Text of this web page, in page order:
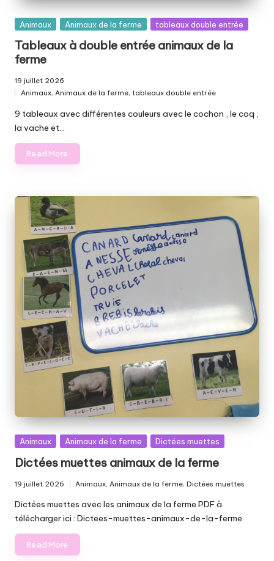
Posted
Animaux Animaux de la ferme tableaux double entrée
Tableaux à double entrée animaux de la
ferme
19 juillet 2026
Posted
in
Animaux, Animaux de la ferme, tableaux double entrée
9 tableaux avec différentes couleurs avec le cochon , le coq ,
la vache et…
Read More
Posted
Animaux Animaux de la ferme Dictées muettes
Dictées muettes animaux de la ferme
19 juillet 2026
Posted
in
Animaux, Animaux de la ferme,Dictées muettes
Dictées muettes avec les animaux de la ferme PDF à
télécharger ici : Dictees-muettes-animaux-de-la-ferme
Read More